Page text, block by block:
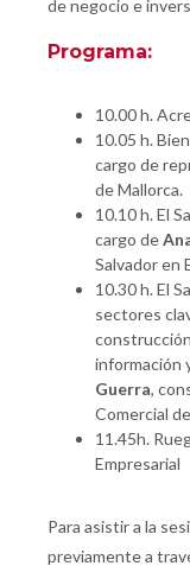
de negocio e
Programa:
10.00 h.
10.05 h.
cargo de
de Mallorca.
10.10 h. El
cargo de
Salvador en
10.30 h. El
sectores
información
Guerra,
Comercial
11.45h.
Empresarial
Para asistir a la
previamente a